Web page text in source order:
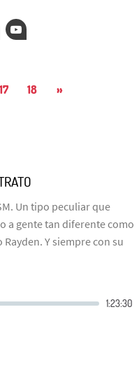
17 18 »
Un tipo peculiar que
a gente tan diferente como
Y siempre con su